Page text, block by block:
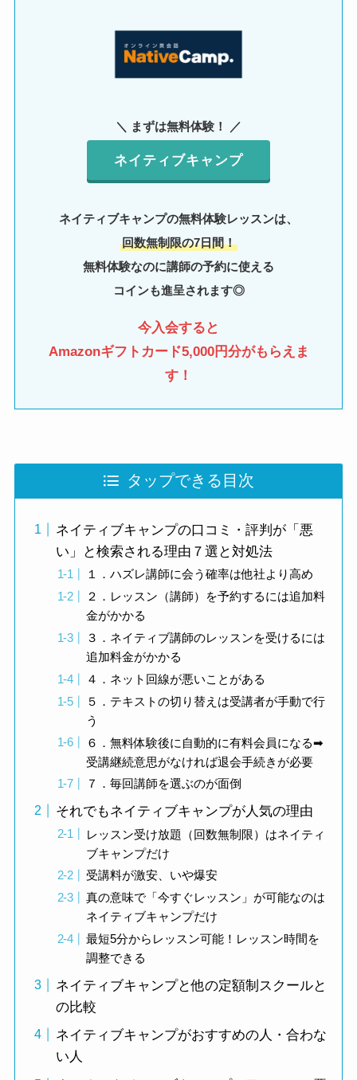
＼ まずは無料体験！ ／
ネイティブキャンプ
ネイティブキャンプの無料体験レッスンは、
回数無制限の7日間！
無料体験なのに講師の予約に使える
コインも進呈されます◎
今入会すると
Amazonギフトカード5,000円分がもらえま
す！
タップできる目次
ネイティブキャンプの口コミ・評判が「悪
い」と検索される理由７選と対処法
１．ハズレ講師に会う確率は他社より高め
２．レッスン（講師）を予約するには追加料
金がかかる
３．ネイティブ講師のレッスンを受けるには
追加料金がかかる
４．ネット回線が悪いことがある
５．テキストの切り替えは受講者が手動で行
う
６．無料体験後に自動的に有料会員になる➡
受講継続意思がなければ退会手続きが必要
７．毎回講師を選ぶのが面倒
それでもネイティブキャンプが人気の理由
レッスン受け放題（回数無制限）はネイティ
ブキャンプだけ
受講料が激安、いや爆安
真の意味で「今すぐレッスン」が可能なのは
ネイティブキャンプだけ
最短5分からレッスン可能！レッスン時間を
調整できる
ネイティブキャンプと他の定額制スクールと
の比較
ネイティブキャンプがおすすめの人・合わな
い人